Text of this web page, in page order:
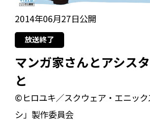
2014年06月27日公開
放送終了
マンガ家さんとアシス
と
©ヒロユキ／スクウェア・エニック
シ」製作委員会